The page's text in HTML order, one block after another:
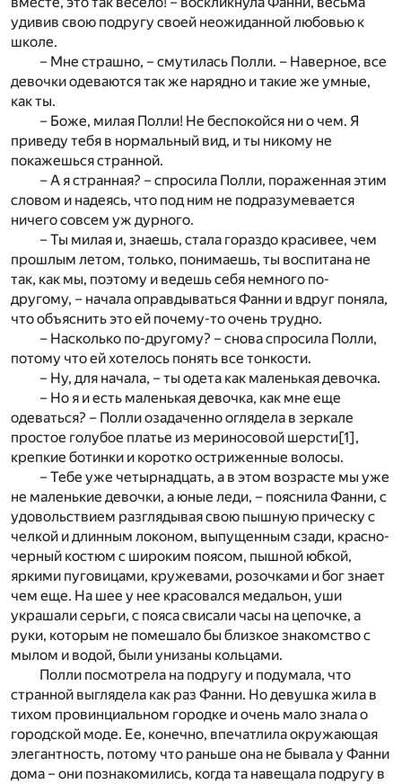
удивив свою подругу своей неожиданной любовью к
школе.
– Мне страшно, – смутилась Полли. – Наверное, все
девочки одеваются так же нарядно и такие же умные,
как ты.
– Боже, милая Полли! Не беспокойся ни о чем. Я
приведу тебя в нормальный вид, и ты никому не
покажешься странной.
– А я странная? – спросила Полли, пораженная этим
словом и надеясь, что под ним не подразумевается
ничего совсем уж дурного.
– Ты милая и, знаешь, стала гораздо красивее, чем
прошлым летом, только, понимаешь, ты воспитана не
так, как мы, поэтому и ведешь себя немного по-
другому, – начала оправдываться Фанни и вдруг поняла,
что объяснить это ей почему-то очень трудно.
– Насколько по-другому? – снова спросила Полли,
потому что ей хотелось понять все тонкости.
– Ну, для начала, – ты одета как маленькая девочка.
– Но я и есть маленькая девочка, как мне еще
одеваться? – Полли озадаченно оглядела в зеркале
простое голубое платье из мериносовой шерсти[1] ,
крепкие ботинки и коротко остриженные волосы.
– Тебе уже четырнадцать, а в этом возрасте мы уже
не маленькие девочки, а юные леди, – пояснила Фанни, с
удовольствием разглядывая свою пышную прическу с
челкой и длинным локоном, выпущенным сзади, красно-
черный костюм с широким поясом, пышной юбкой,
яркими пуговицами, кружевами, розочками и бог знает
чем еще. На шее у нее красовался медальон, уши
украшали серьги, с пояса свисали часы на цепочке, а
руки, которым не помешало бы близкое знакомство с
мылом и водой, были унизаны кольцами.
Полли посмотрела на подругу и подумала, что
странной выглядела как раз Фанни. Но девушка жила в
тихом провинциальном городке и очень мало знала о
городской моде. Ее, конечно, впечатлила окружающая
элегантность, потому что раньше она не бывала у Фанни
дома – они познакомились, когда та навещала подругу в